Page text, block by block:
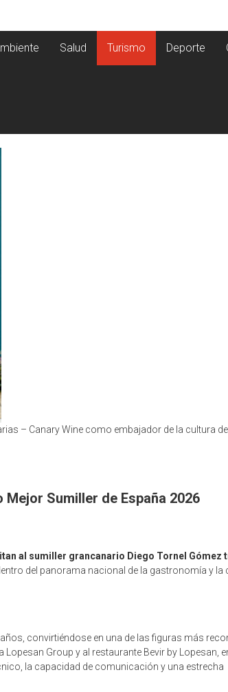
Salud Turismo Deporte
– Canary Wine como embajador de la cultura
Sumiller de España 2026
al sumiller grancanario Diego Tornel Gómez
del panorama nacional de la gastronomía y la
convirtiéndose en una de las figuras más
Group y al restaurante Bevir by Lopesan,
la capacidad de comunicación y una estrecha